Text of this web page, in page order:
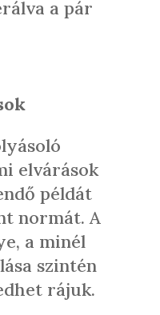
a pár
elvárások
példát
normát. A
a minél
szintén
rájuk.